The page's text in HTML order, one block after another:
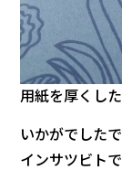
用紙を厚くし
いかがでした
インサツビト